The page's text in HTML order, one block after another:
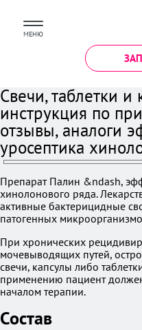
МЕНЮ
Свечи, таблетки
инструкция по
отзывы, аналоги
уросептика
Препарат Палин &ndash,
хинолонового ряда.
активные бактерицидные
патогенных
При хронических
мочевыводящих путей,
свечи, капсулы либо
применению пациент
началом терапии.
Состав